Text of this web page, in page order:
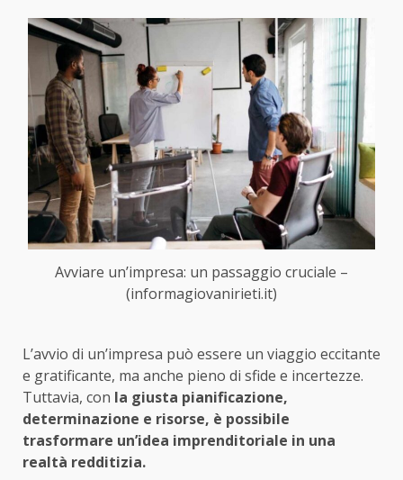
Avviare un’impresa: un passaggio cruciale –
(informagiovanirieti.it)
L’avvio di un’impresa può essere un viaggio eccitante
e gratificante, ma anche pieno di sfide e incertezze.
Tuttavia, con la giusta pianificazione,
determinazione e risorse, è possibile
trasformare un’idea imprenditoriale in una
realtà redditizia.